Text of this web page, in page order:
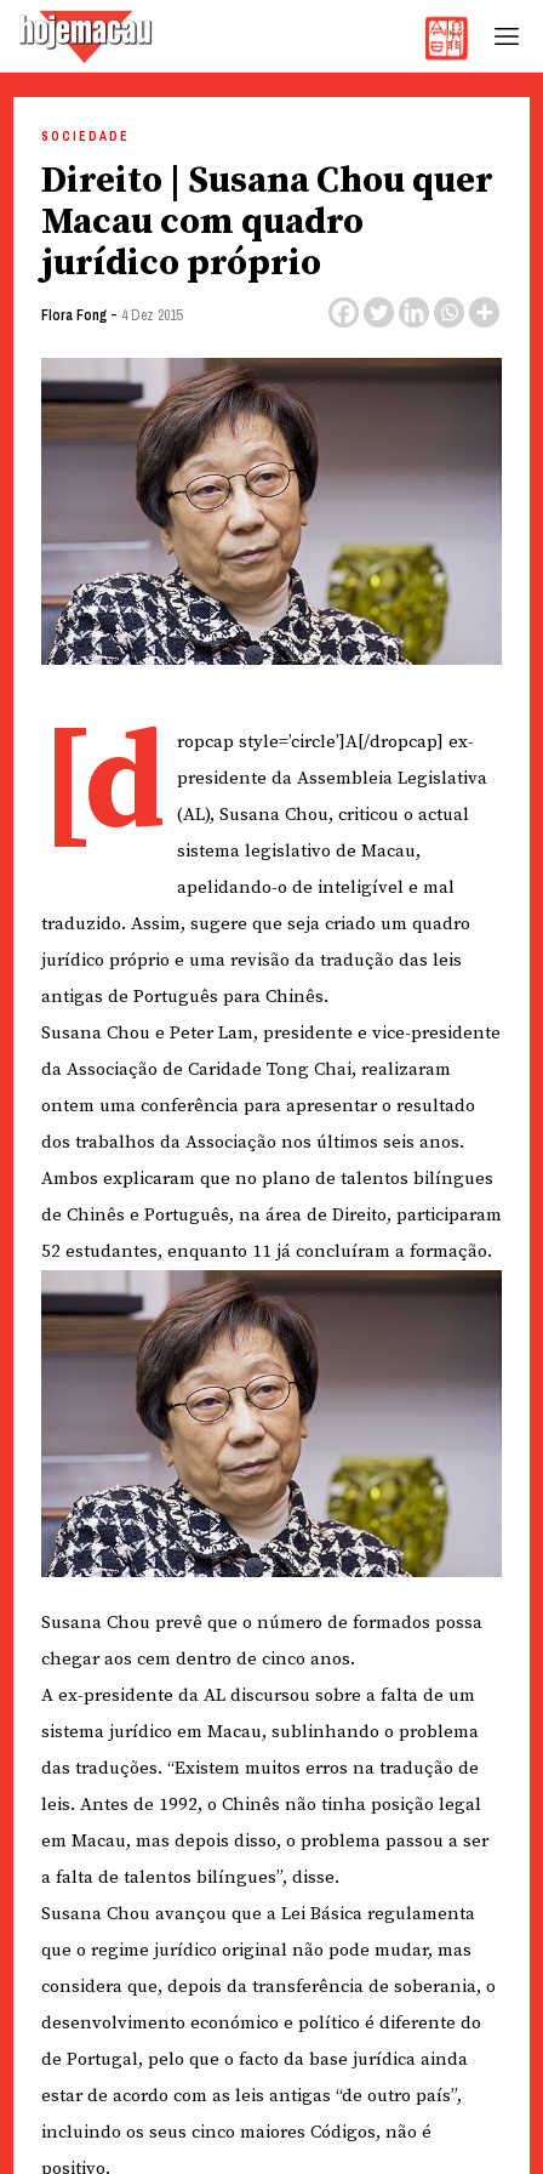
content
SOCIEDADE
Direito | Susana Chou quer
Macau com quadro
jurídico próprio
Flora Fong- 4 Dez 2015
[d
ropcap style=’circle’]A[/dropcap] ex-
presidente da Assembleia Legislativa
(AL), Susana Chou, criticou o actual
sistema legislativo de Macau,
apelidando-o de inteligível e mal
traduzido. Assim, sugere que seja criado um quadro
jurídico próprio e uma revisão da tradução das leis
antigas de Português para Chinês.
Susana Chou e Peter Lam, presidente e vice-presidente
da Associação de Caridade Tong Chai, realizaram
ontem uma conferência para apresentar o resultado
dos trabalhos da Associação nos últimos seis anos.
Ambos explicaram que no plano de talentos bilíngues
de Chinês e Português, na área de Direito, participaram
52 estudantes, enquanto 11 já concluíram a formação.
Susana Chou prevê que o número de formados possa
chegar aos cem dentro de cinco anos.
A ex-presidente da AL discursou sobre a falta de um
sistema jurídico em Macau, sublinhando o problema
das traduções. “Existem muitos erros na tradução de
leis. Antes de 1992, o Chinês não tinha posição legal
em Macau, mas depois disso, o problema passou a ser
a falta de talentos bilíngues”, disse.
Susana Chou avançou que a Lei Básica regulamenta
que o regime jurídico original não pode mudar, mas
considera que, depois da transferência de soberania, o
desenvolvimento económico e político é diferente do
de Portugal, pelo que o facto da base jurídica ainda
estar de acordo com as leis antigas “de outro país”,
incluindo os seus cinco maiores Códigos, não é
positivo.